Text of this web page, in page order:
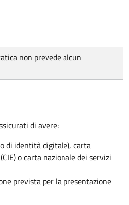
non prevede alcun
di avere:
di identità digitale), carta
o carta nazionale dei servizi
prevista per la presentazione